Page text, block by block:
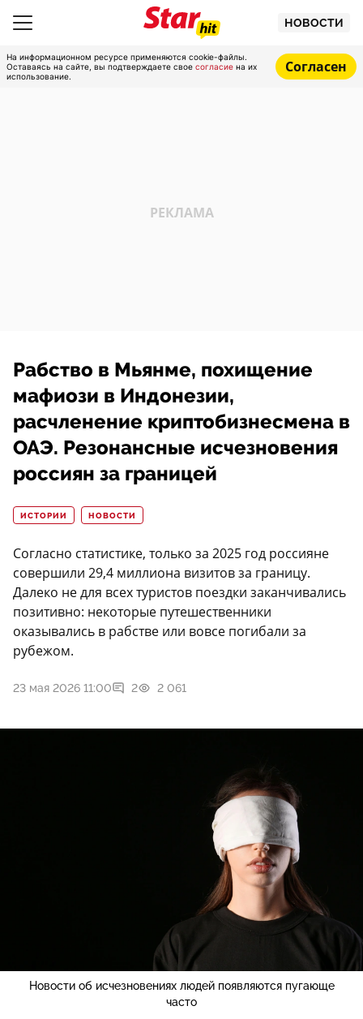
НОВОСТИ
На информационном ресурсе применяются cookie-файлы.
Оставаясь на сайте, вы подтверждаете свое согласие на их
использование.
Согласен
Рабство в Мьянме, похищение
мафиози в Индонезии,
расчленение криптобизнесмена в
ОАЭ. Резонансные исчезновения
россиян за границей
ИСТОРИИ НОВОСТИ
Согласно статистике, только за 2025 год россияне
совершили 29,4 миллиона визитов за границу.
Далеко не для всех туристов поездки заканчивались
позитивно: некоторые путешественники
оказывались в рабстве или вовсе погибали за
рубежом.
23 мая 2026 11:00 2 2 061
Новости об исчезновениях людей появляются пугающе
часто